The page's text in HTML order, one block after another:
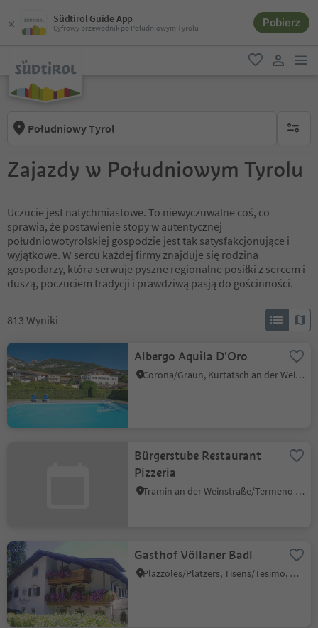
Südtirol Guide App
Cyfrowy przewodnik po Południowym Tyrolu Pobierz
ulubione
Południowy Tyrol brak
Zajazdy w Południowym Tyrolu
Uczucie jest natychmiastowe. To niewyczuwalne coś, co
sprawia, że postawienie stopy w autentycznej
południowotyrolskiej gospodzie jest tak satysfakcjonujące i
wyjątkowe. W sercu każdej firmy znajduje się rodzina
gospodarzy, która serwuje pyszne regionalne posiłki z sercem i
duszą, poczuciem tradycji i prawdziwą pasją do gościnności.
813 Wyniki
Albergo Aquila D'Oro
Corona/Graun, Kurtatsch an der Weinstraße/Cortaccia sulla Strada del Vino, Alto Adige Wine Road
Bürgerstube Restaurant
Pizzeria
Tramin an der Weinstraße/Termeno sulla Strada del Vino, Alto Adige Wine Road
Gasthof Völlaner Badl
Plazzoles/Platzers, Tisens/Tesimo, Meran/Merano and environs